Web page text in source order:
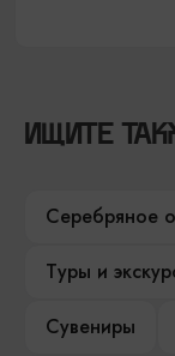
ИЩИТЕ
Серебряное
Туры и
Сувениры